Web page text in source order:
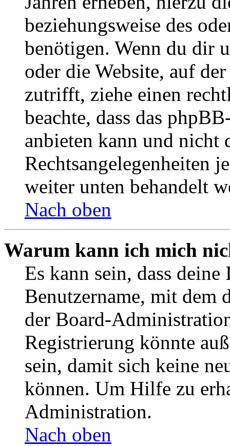
beziehungsweise des
benötigen. Wenn du dir
oder die Website, auf
zutrifft, ziehe einen
beachte, dass das
anbieten kann und nicht
Rechtsangelegenheiten
weiter unten behandelt
Nach oben
Warum kann ich mich
Es kann sein, dass
Benutzername, mit dem
der Board-
Registrierung könnte
sein, damit sich keine
können. Um Hilfe zu
Administration.
Nach oben